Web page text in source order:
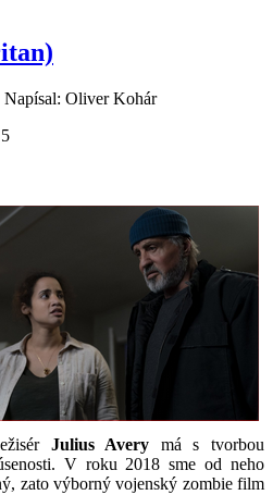
Napísal: Oliver Kohár
5
Julius Avery má s tvorbou
V roku 2018 sme od neho
zato výborný vojenský zombie film